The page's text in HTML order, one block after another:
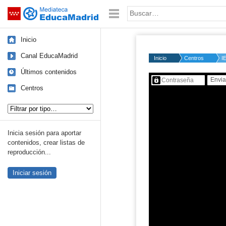
Saltar navegación Palabra o frase:
Inicio
Canal EducaMadrid
Últimos contenidos
Centros
Inicia sesión para aportar
contenidos, crear listas de
reproducción...
Iniciar sesión
Inicio Centros
Contenido protegido…